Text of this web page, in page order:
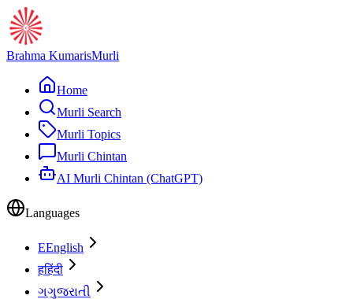
Brahma KumarisMurli
Home
Murli Search
Murli Topics
Murli Chintan
AI Murli Chintan (ChatGPT)
Languages
EEnglish
हहिंदी
ગગુજરાતી